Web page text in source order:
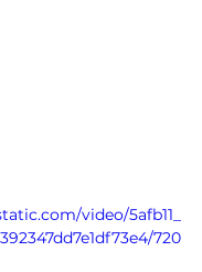
video/5afb11_
720